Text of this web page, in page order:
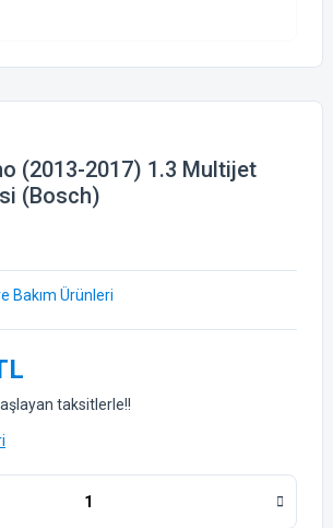
(2013-2017) 1.3 Multijet
(Bosch)
Bakım Ürünleri
taksitlerle!!